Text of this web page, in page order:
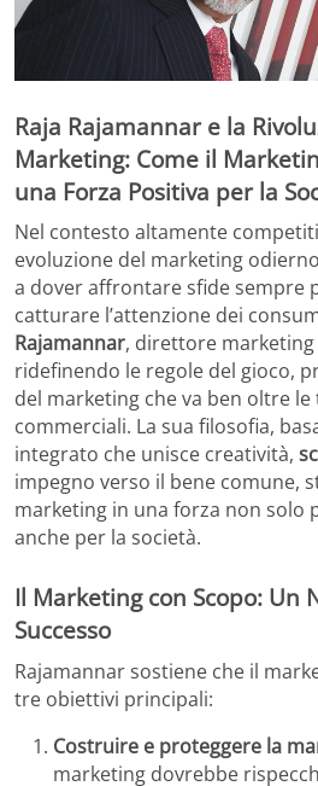
Raja Rajamannar e la
Marketing: Come il
una Forza Positiva per la
Nel contesto altamente
evoluzione del marketing
a dover affrontare sfide sempre
catturare l’attenzione dei
Rajamannar, direttore marketing
ridefinendo le regole del gioco,
del marketing che va ben oltre
commerciali. La sua filosofia,
integrato che unisce creatività,
impegno verso il bene comune,
marketing in una forza non solo
anche per la società.
Il Marketing con Scopo: Un
Successo
Rajamannar sostiene che il
tre obiettivi principali:
Costruire e proteggere la
marketing dovrebbe